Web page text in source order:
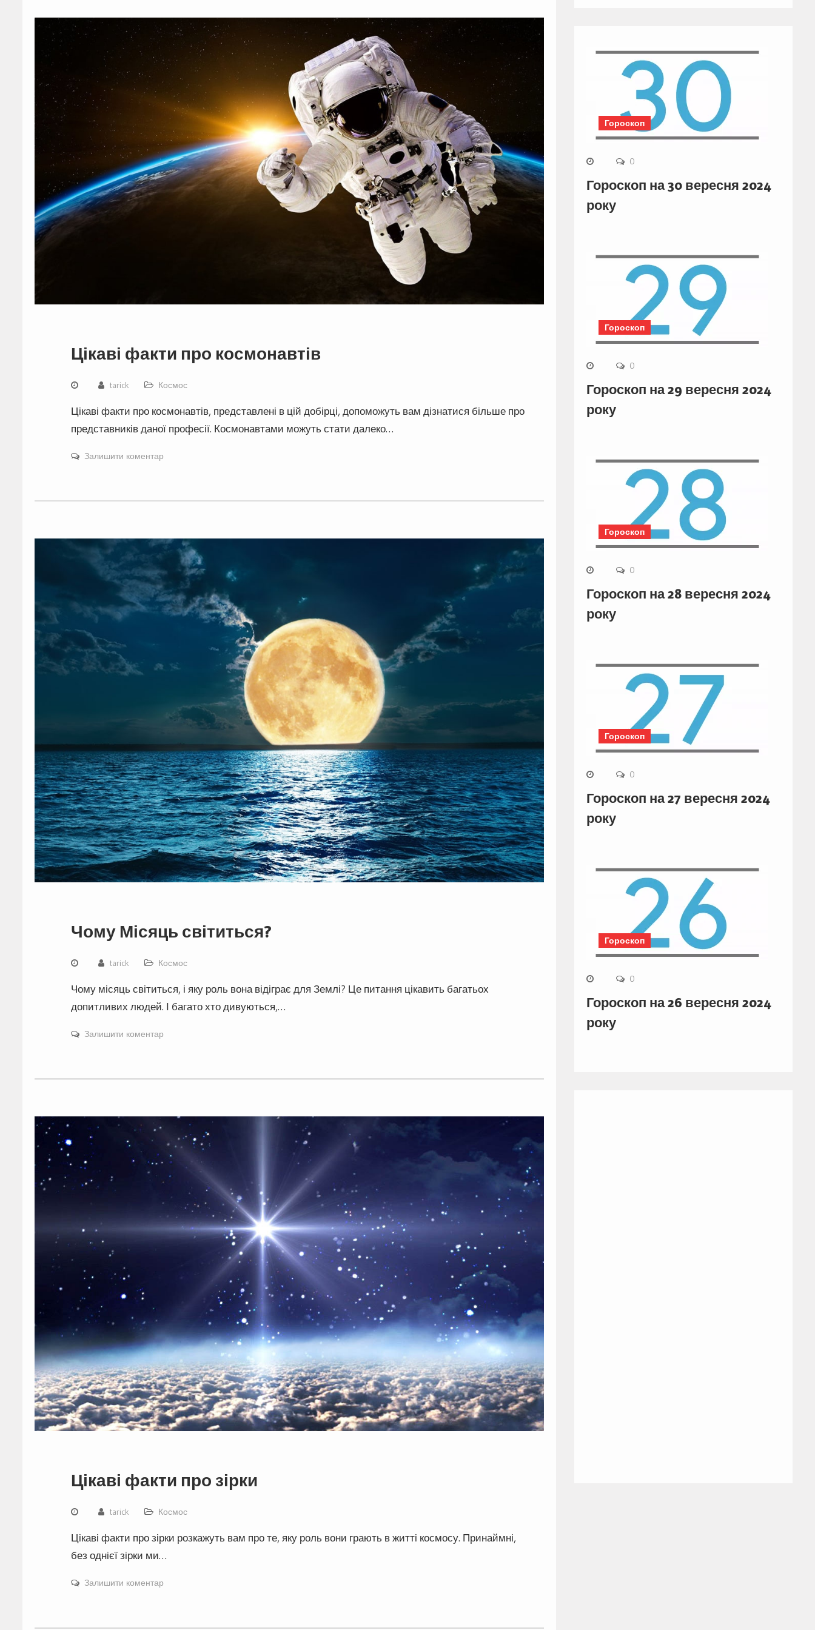
Цікаві факти про космонавтів
tarick Космос
Цікаві факти про космонавтів, представлені в цій добірці, допоможуть вам дізнатися більше про
представників даної професії. Космонавтами можуть стати далеко…
Залишити коментар
Чому Місяць світиться?
tarick Космос
Чому місяць світиться, і яку роль вона відіграє для Землі? Це питання цікавить багатьох
допитливих людей. І багато хто дивуються,…
Залишити коментар
Цікаві факти про зірки
tarick Космос
Цікаві факти про зірки розкажуть вам про те, яку роль вони грають в житті космосу. Принаймні,
без однієї зірки ми…
Залишити коментар
Гороскоп
0
Гороскоп на 30 вересня 2024
року
Гороскоп
0
Гороскоп на 29 вересня 2024
року
Гороскоп
0
Гороскоп на 28 вересня 2024
року
Гороскоп
0
Гороскоп на 27 вересня 2024
року
Гороскоп
0
Гороскоп на 26 вересня 2024
року